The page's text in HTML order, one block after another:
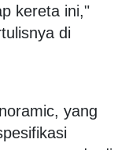
kereta ini,"
di
yang